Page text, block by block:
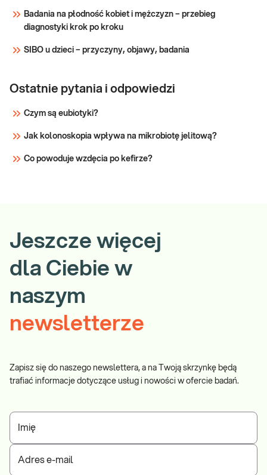
Badania na płodność kobiet i mężczyzn – przebieg
diagnostyki krok po kroku
SIBO u dzieci – przyczyny, objawy, badania
Ostatnie pytania i odpowiedzi
Czym są eubiotyki?
Jak kolonoskopia wpływa na mikrobiotę jelitową?
Co powoduje wzdęcia po kefirze?
Jeszcze więcej
dla Ciebie w
naszym
newsletterze
Zapisz się do naszego newslettera, a na Twoją skrzynkę będą
trafiać informacje dotyczące usług i nowości w ofercie badań.
Imię
Adres e-mail